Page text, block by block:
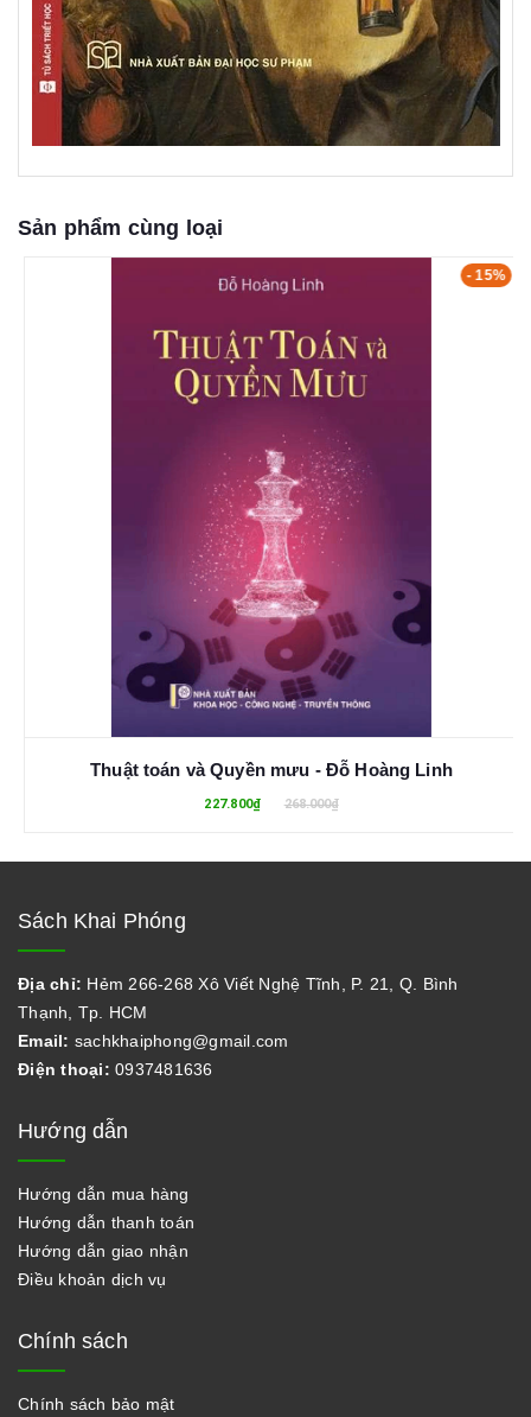
Sản phẩm cùng loại
- 15%
Thuật toán và Quyền mưu - Đỗ Hoàng Linh
227.800₫ 268.000₫
Sách Khai Phóng
Địa chỉ: Hẻm 266-268 Xô Viết Nghệ Tĩnh, P. 21, Q. Bình
Thạnh, Tp. HCM
Email: sachkhaiphong@gmail.com
Điện thoại: 0937481636
Hướng dẫn
Hướng dẫn mua hàng
Hướng dẫn thanh toán
Hướng dẫn giao nhận
Điều khoản dịch vụ
Chính sách
Chính sách bảo mật